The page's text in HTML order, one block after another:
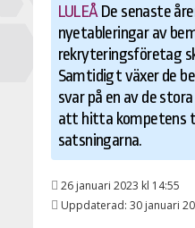
LULEÅ De senaste
nyetableringar av
rekryteringsföretag
Samtidigt växer de
svar på en av de
att hitta kompetens
satsningarna.
26 januari 2023 kl 14:55
Uppdaterad: 30 januari